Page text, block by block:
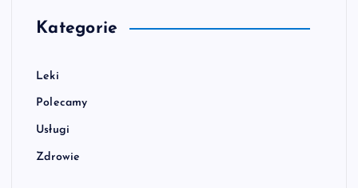
Kategorie
Leki
Polecamy
Usługi
Zdrowie